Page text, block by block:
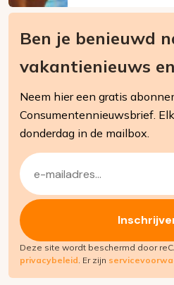
Ben je benieuwd
vakantienieuws
Neem hier een gratis
Consumentennieuwsbrief.
donderdag in de mailbox.
E-
mailadres
(Vereist)
Deze site wordt beschermd door
privacybeleid. Er zijn